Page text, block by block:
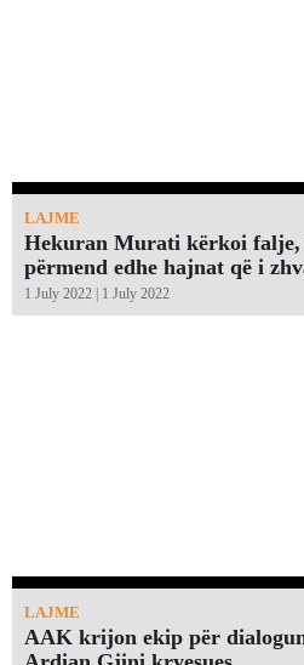
LAJME
Hekuran Murati kërkoi falje,
përmend edhe hajnat që i
1 July 2022 | 1 July 2022
LAJME
AAK krijon ekip për